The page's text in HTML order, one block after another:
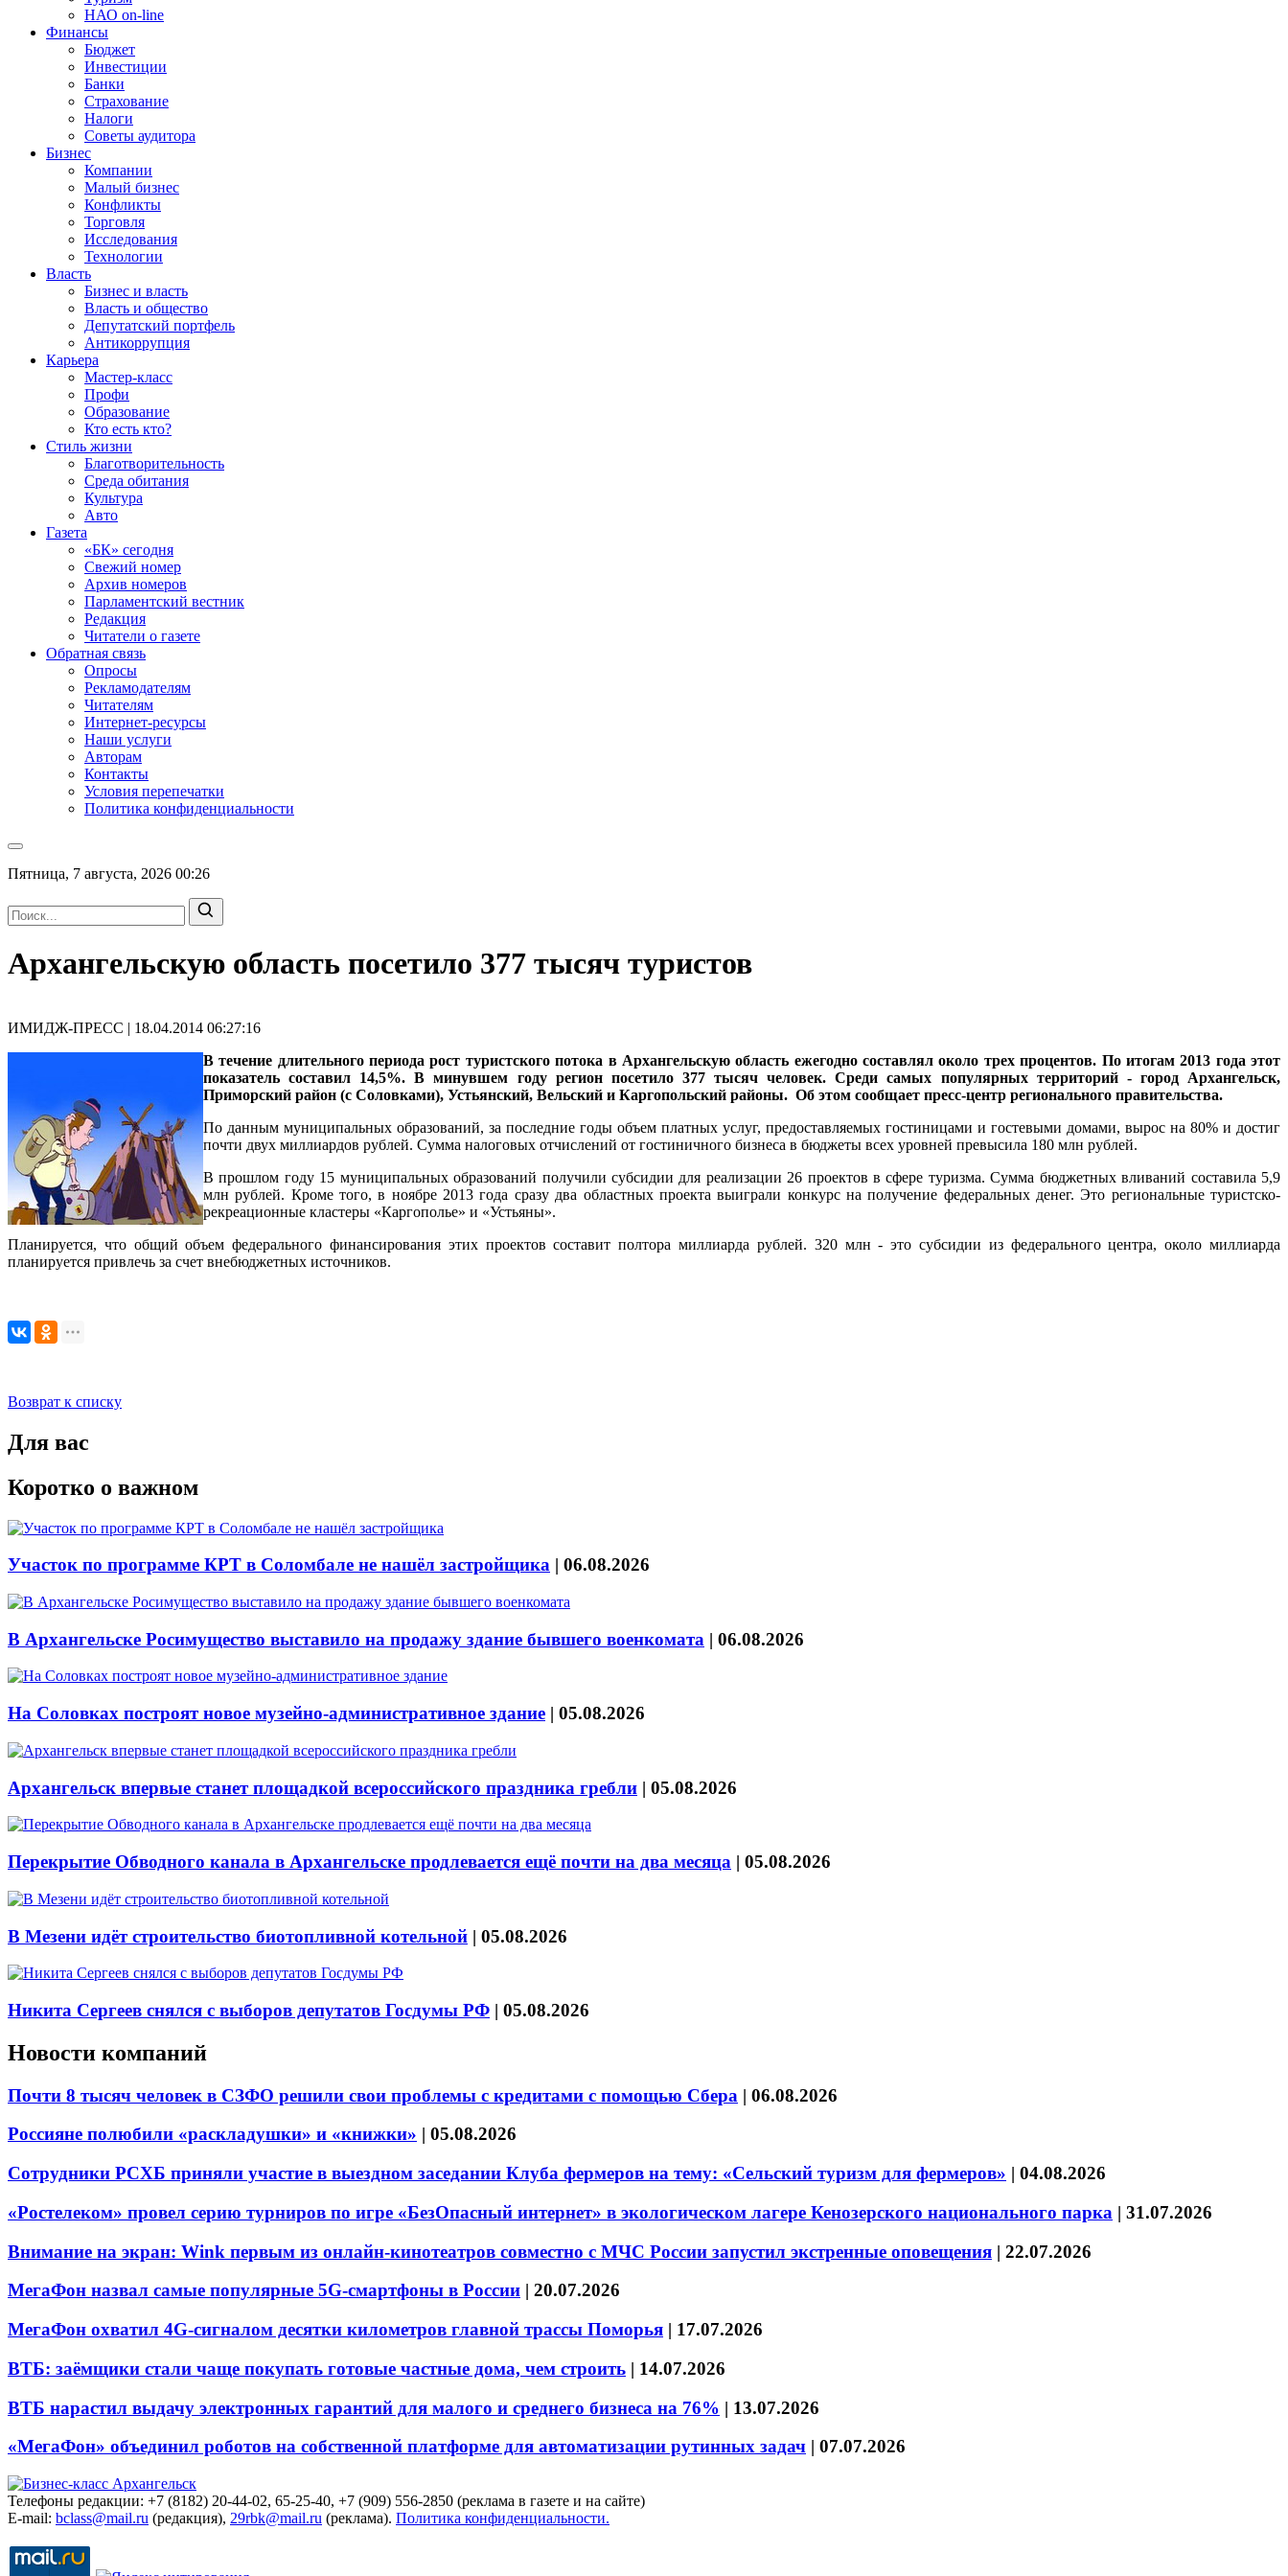
НАО on-line
Финансы
Бюджет
Инвестиции
Банки
Страхование
Налоги
Советы аудитора
Бизнес
Компании
Малый бизнес
Конфликты
Торговля
Исследования
Технологии
Власть
Бизнес и власть
Власть и общество
Депутатский портфель
Антикоррупция
Карьера
Мастер-класс
Профи
Образование
Кто есть кто?
Стиль жизни
Благотворительность
Среда обитания
Культура
Авто
Газета
«БК» сегодня
Свежий номер
Архив номеров
Парламентский вестник
Редакция
Читатели о газете
Обратная связь
Опросы
Рекламодателям
Читателям
Интернет-ресурсы
Наши услуги
Авторам
Контакты
Условия перепечатки
Политика конфиденциальности
Пятница, 7 августа, 2026 00:26
Архангельскую область посетило 377 тысяч туристов
ИМИДЖ-ПРЕСС | 18.04.2014 06:27:16
В течение длительного периода рост туристского потока в Архангельскую область ежегодно составлял около трех процентов. По итогам 2013 года этот
показатель составил 14,5%. В минувшем году регион посетило 377 тысяч человек. Среди самых популярных территорий - город Архангельск,
Приморский район (с Соловками), Устьянский, Вельский и Каргопольский районы. Об этом сообщает пресс-центр регионального правительства.
По данным муниципальных образований, за последние годы объем платных услуг, предоставляемых гостиницами и гостевыми домами, вырос на 80% и достиг
почти двух миллиардов рублей. Сумма налоговых отчислений от гостиничного бизнеса в бюджеты всех уровней превысила 180 млн рублей.
В прошлом году 15 муниципальных образований получили субсидии для реализации 26 проектов в сфере туризма. Сумма бюджетных вливаний составила 5,9
млн рублей. Кроме того, в ноябре 2013 года сразу два областных проекта выиграли конкурс на получение федеральных денег. Это региональные туристско-
рекреационные кластеры «Каргополье» и «Устьяны».
Планируется, что общий объем федерального финансирования этих проектов составит полтора миллиарда рублей. 320 млн - это субсидии из федерального центра, около миллиарда
планируется привлечь за счет внебюджетных источников.
Возврат к списку
Для вас
Коротко о важном
Участок по программе КРТ в Соломбале не нашёл застройщика | 06.08.2026
В Архангельске Росимущество выставило на продажу здание бывшего военкомата | 06.08.2026
На Соловках построят новое музейно-административное здание | 05.08.2026
Архангельск впервые станет площадкой всероссийского праздника гребли | 05.08.2026
Перекрытие Обводного канала в Архангельске продлевается ещё почти на два месяца | 05.08.2026
В Мезени идёт строительство биотопливной котельной | 05.08.2026
Никита Сергеев снялся с выборов депутатов Госдумы РФ | 05.08.2026
Новости компаний
Почти 8 тысяч человек в СЗФО решили свои проблемы с кредитами с помощью Сбера | 06.08.2026
Россияне полюбили «раскладушки» и «книжки» | 05.08.2026
Сотрудники РСХБ приняли участие в выездном заседании Клуба фермеров на тему: «Сельский туризм для фермеров» | 04.08.2026
«Ростелеком» провел серию турниров по игре «БезОпасный интернет» в экологическом лагере Кенозерского национального парка | 31.07.2026
Внимание на экран: Wink первым из онлайн-кинотеатров совместно с МЧС России запустил экстренные оповещения | 22.07.2026
МегаФон назвал самые популярные 5G-смартфоны в России | 20.07.2026
МегаФон охватил 4G-сигналом десятки километров главной трассы Поморья | 17.07.2026
ВТБ: заёмщики стали чаще покупать готовые частные дома, чем строить | 14.07.2026
ВТБ нарастил выдачу электронных гарантий для малого и среднего бизнеса на 76% | 13.07.2026
«МегаФон» объединил роботов на собственной платформе для автоматизации рутинных задач | 07.07.2026
Телефоны редакции: +7 (8182) 20-44-02, 65-25-40, +7 (909) 556-2850 (реклама в газете и на сайте)
E-mail: bclass@mail.ru (редакция), 29rbk@mail.ru (реклама). Политика конфиденциальности.